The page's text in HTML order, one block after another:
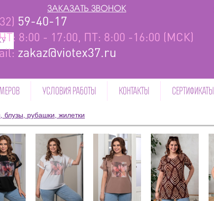
59-40-17
8:00 - 17:00, ПТ: 8:00 -16:00 (МСК)
zakaz@viotex37.ru
ЗАКАЗАТЬ ЗВОНОК
УСЛОВИЯ РАБОТЫ КОНТАКТЫ СЕРТИФИКАТЫ
блузы, рубашки, жилетки